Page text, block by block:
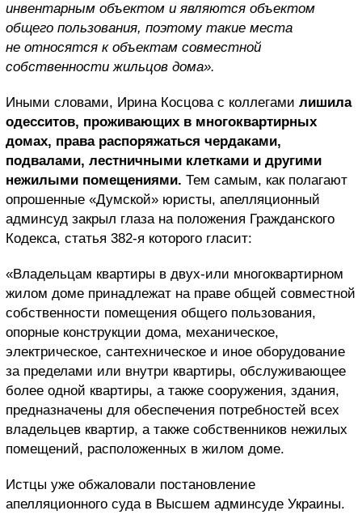
инвентарным объектом и являются объектом
общего пользования, поэтому такие места
не относятся к объектам совместной
собственности жильцов дома».
Иными словами, Ирина Косцова с коллегами лишила
одесситов, проживающих в многоквартирных
домах, права распоряжаться чердаками,
подвалами, лестничными клетками и другими
нежилыми помещениями. Тем самым, как полагают
опрошенные «Думской» юристы, апелляционный
админсуд закрыл глаза на положения Гражданского
Кодекса, статья 382-я которого гласит:
«Владельцам квартиры в двух-или многоквартирном
жилом доме принадлежат на праве общей совместной
собственности помещения общего пользования,
опорные конструкции дома, механическое,
электрическое, сантехническое и иное оборудование
за пределами или внутри квартиры, обслуживающее
более одной квартиры, а также сооружения, здания,
предназначены для обеспечения потребностей всех
владельцев квартир, а также собственников нежилых
помещений, расположенных в жилом доме.
Истцы уже обжаловали постановление
апелляционного суда в Высшем админсуде Украины.